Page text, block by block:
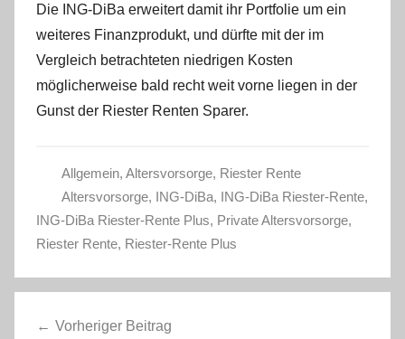
Die ING-DiBa erweitert damit ihr Portfolie um ein
weiteres Finanzprodukt, und dürfte mit der im
Vergleich betrachteten niedrigen Kosten
möglicherweise bald recht weit vorne liegen in der
Gunst der Riester Renten Sparer.
Allgemein, Altersvorsorge, Riester Rente
Altersvorsorge, ING-DiBa, ING-DiBa Riester-Rente,
ING-DiBa Riester-Rente Plus, Private Altersvorsorge,
Riester Rente, Riester-Rente Plus
Vorheriger Beitrag